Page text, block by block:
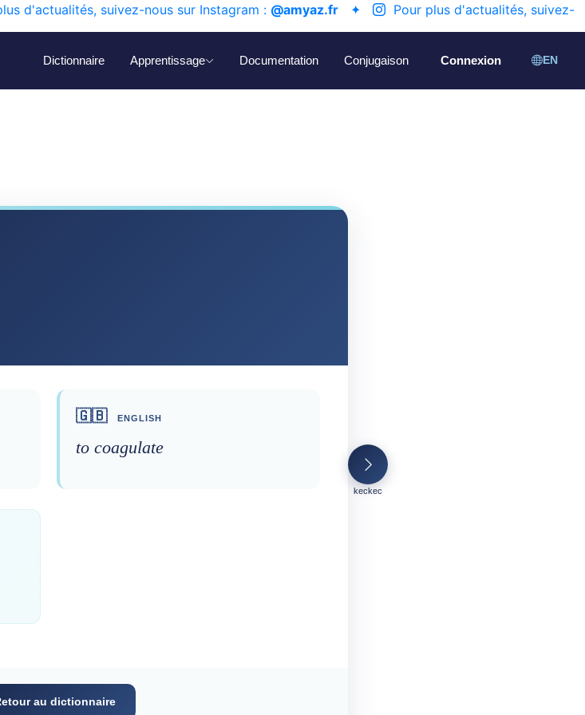
d'actualités, suivez-nous sur Instagram : @amyaz.fr ✦
Pour plus d'actualités, suivez-
Dictionnaire Apprentissage Documentation Conjugaison Connexion EN
🇬🇧 ENGLISH
to coagulate
au dictionnaire
keckec